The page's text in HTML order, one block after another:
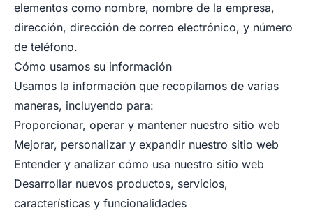
elementos como nombre, nombre de la empresa,
dirección, dirección de correo electrónico, y número
de teléfono.
Cómo usamos su información
Usamos la información que recopilamos de varias
maneras, incluyendo para:
Proporcionar, operar y mantener nuestro sitio web
Mejorar, personalizar y expandir nuestro sitio web
Entender y analizar cómo usa nuestro sitio web
Desarrollar nuevos productos, servicios,
características y funcionalidades